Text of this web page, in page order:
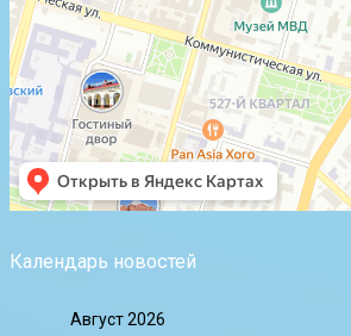
Календарь новостей
Август 2026